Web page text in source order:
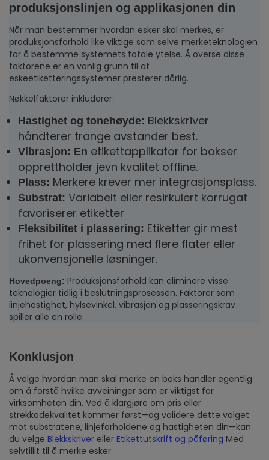
produksjonslinjen og applikasjonen din
Når man bestemmer hvordan esker skal merkes, er
produksjonsforhold like viktige som selve merketeknologien
for å bestemme systemets totale ytelse. Å overse disse
faktorene er en vanlig grunn til at
eskeetiketteringssystemer presterer dårlig.
Nøkkelfaktorer inkluderer:
Hastighet og tonehøyde: Blekkskriver
håndterer trange avstander best.
Vibrasjon: En etikettapplikator for bokser
opprettholder jevn kvalitet offline.
Plass: Merkere krever mer integrasjonsplass.
Substrat: Variabelt eller resirkulert korrugat
favoriserer etiketter
Fleksibilitet i plassering: Etiketter gir mest
frihet for plassering med flere flater eller
ukonvensjonelle løsninger.
Hovedpoeng: Produksjonsforhold kan eliminere visse
teknologier tidlig i beslutningsprosessen. Faktorer som
linjehastighet, hylsevinkel, vibrasjon og plasseringskrav
spiller alle en rolle.
Konklusjon
Å velge hvordan man skal merke en boks handler egentlig
om å forstå hvilke avveininger som er viktigst for
virksomheten din. Ved å klargjøre om pris eller
strekkodekvalitet kommer først—og validere dette valget
mot substratene, linjeforholdene og hastigheten din—kan
du velge Blekkskriver eller Etikettutskrift og påføring Med
selvtillit til å merke esker.